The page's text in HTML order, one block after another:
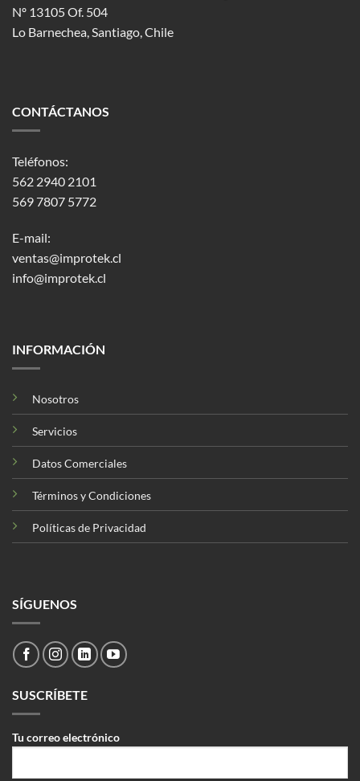
Nº 13105 Of. 504
Lo Barnechea , Santiago, Chile
CONTÁCTANOS
Teléfonos:
562 2940 2101
569 7807 5772
E-mail:
ventas@improtek.cl
info@improtek.cl
INFORMACIÓN
Nosotros
Servicios
Datos Comerciales
Términos y Condiciones
Políticas de Privacidad
SÍGUENOS
SUSCRÍBETE
Tu correo electrónico